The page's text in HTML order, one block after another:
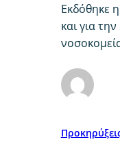
Εκδόθηκε
και για